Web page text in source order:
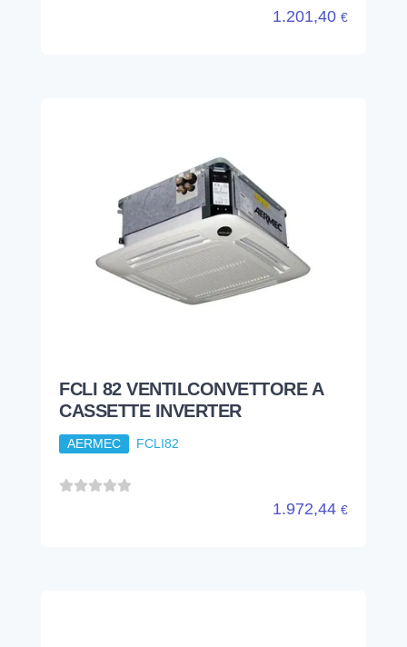
1.201,40 €
FCLI 82 VENTILCONVETTORE A
CASSETTE INVERTER
AERMEC FCLI82
1.972,44 €